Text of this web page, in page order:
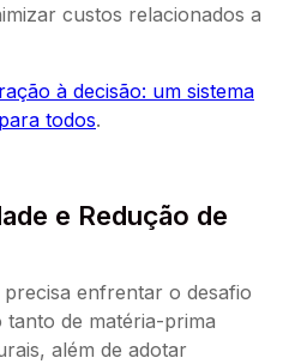
custos relacionados a
à decisão: um sistema
todos.
e Redução de
enfrentar o desafio
de matéria-prima
além de adotar